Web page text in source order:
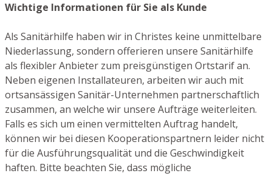
Wichtige Informationen für Sie als Kunde
Als Sanitärhilfe haben wir in Christes keine unmittelbare
Niederlassung, sondern offerieren unsere Sanitärhilfe
als flexibler Anbieter zum preisgünstigen Ortstarif an.
Neben eigenen Installateuren, arbeiten wir auch mit
ortsansässigen Sanitär-Unternehmen partnerschaftlich
zusammen, an welche wir unsere Aufträge weiterleiten.
Falls es sich um einen vermittelten Auftrag handelt,
können wir bei diesen Kooperationspartnern leider nicht
für die Ausführungsqualität und die Geschwindigkeit
haften. Bitte beachten Sie, dass mögliche